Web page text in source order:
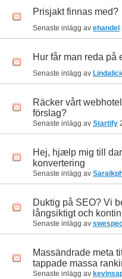
Prisjakt finnas med?
Senaste inlägg av ehandel
Hur får man reda på
Senaste inlägg av
Räcker vårt
förslag?
Senaste inlägg av Startify
Hej, hjælp mig till
konvertering
Senaste inlägg av
Duktig på SEO? Vi
långsiktigt och
Senaste inlägg av
Massändrade meta
tappade massa
Senaste inlägg av